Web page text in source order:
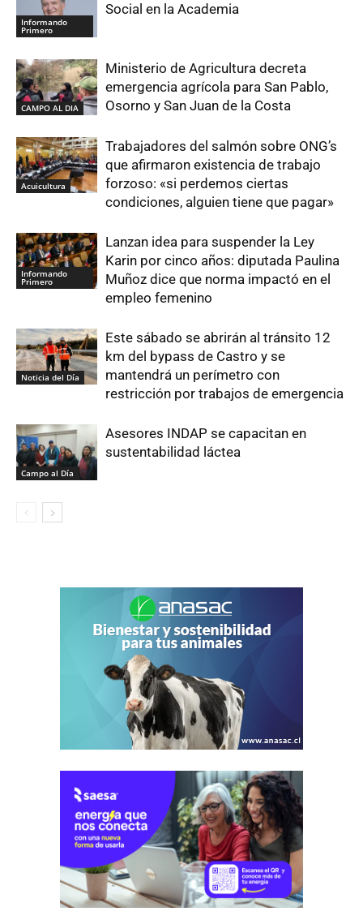
Informando
Primero
Social en la Academia
CAMPO AL DIA
Ministerio de Agricultura decreta
emergencia agrícola para San Pablo,
Osorno y San Juan de la Costa
Acuicultura
Trabajadores del salmón sobre ONG’s
que afirmaron existencia de trabajo
forzoso: «si perdemos ciertas
condiciones, alguien tiene que pagar»
Informando
Primero
Lanzan idea para suspender la Ley
Karin por cinco años: diputada Paulina
Muñoz dice que norma impactó en el
empleo femenino
Noticia del Día
Este sábado se abrirán al tránsito 12
km del bypass de Castro y se
mantendrá un perímetro con
restricción por trabajos de emergencia
Campo al Día
Asesores INDAP se capacitan en
sustentabilidad láctea